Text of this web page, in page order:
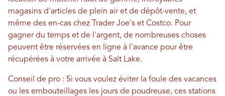
magasins d'articles de plein air et de dépôt-vente, et
même des en-cas chez Trader Joe's et Costco. Pour
gagner du temps et de l'argent, de nombreuses choses
peuvent être réservées en ligne à l'avance pour être
récupérées à votre arrivée à Salt Lake.
Conseil de pro : Si vous voulez éviter la foule des vacances
ou les embouteillages les jours de poudreuse, ces stations